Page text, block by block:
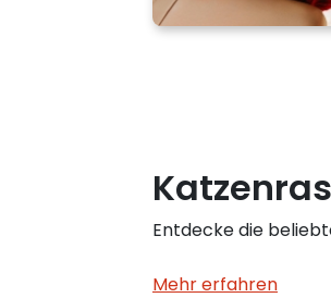
Entdecke die
Mehr erfahren